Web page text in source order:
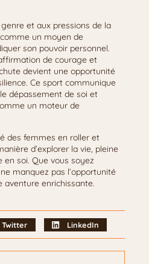
et aux pressions de la
un moyen de
son pouvoir personnel.
de courage et
devient une opportunité
Ce sport communique
dépassement de soi et
un moteur de
des femmes en roller et
d’explorer la vie, pleine
soi. Que vous soyez
manquez pas l’opportunité
aventure enrichissante.
Twitter LinkedIn